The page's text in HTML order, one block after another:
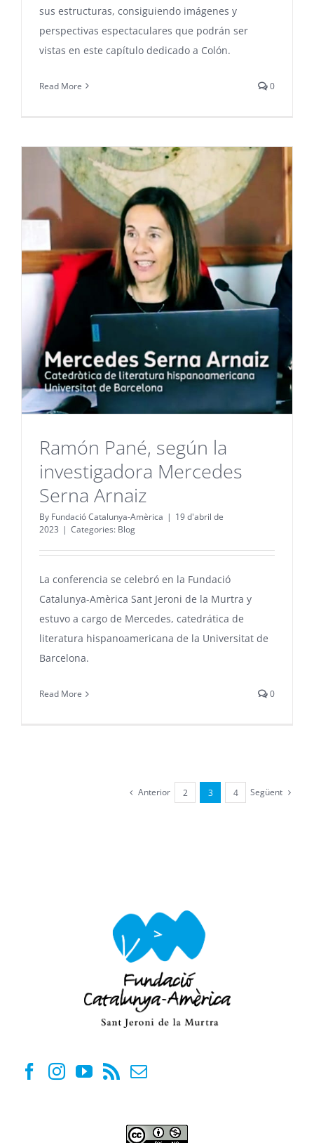
sus estructuras, consiguiendo imágenes y
perspectivas espectaculares que podrán ser
vistas en este capítulo dedicado a Colón.
Read More 0
Ramón Pané, según la
investigadora Mercedes
Serna Arnaiz
By Fundació Catalunya-Amèrica | 19 d'abril de
2023 | Categories: Blog
La conferencia se celebró en la Fundació
Catalunya-Amèrica Sant Jeroni de la Murtra y
estuvo a cargo de Mercedes, catedrática de
literatura hispanoamericana de la Universitat de
Barcelona.
Read More 0
Anterior 2 3 4 Següent